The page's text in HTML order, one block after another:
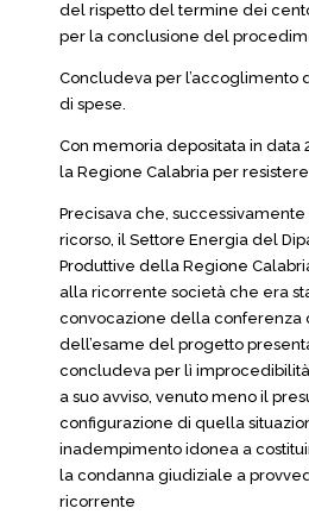
del rispetto del termine dei
per la conclusione del
Concludeva per l’accoglimento
di spese.
Con memoria depositata in data
la Regione Calabria per
Precisava che,
ricorso, il Settore Energia del
Produttive della Regione
alla ricorrente società che era
convocazione della conferenza
dell’esame del progetto
concludeva per lì
a suo avviso, venuto meno il
configurazione di quella
inadempimento idonea a
la condanna giudiziale a
ricorrente